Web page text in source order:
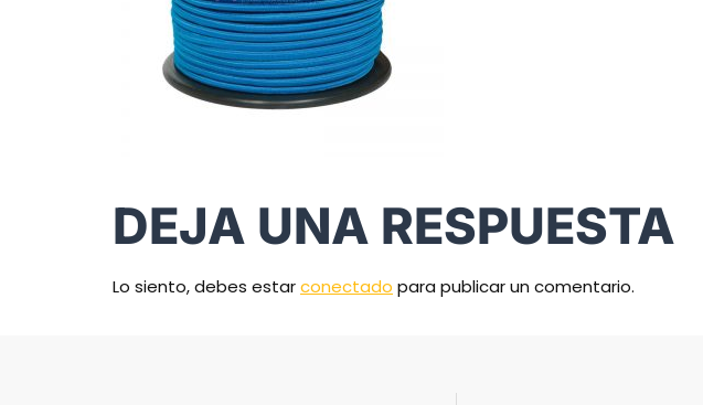
DEJA UNA RESPUESTA
Lo siento, debes estarconectado para publicar un comentario.